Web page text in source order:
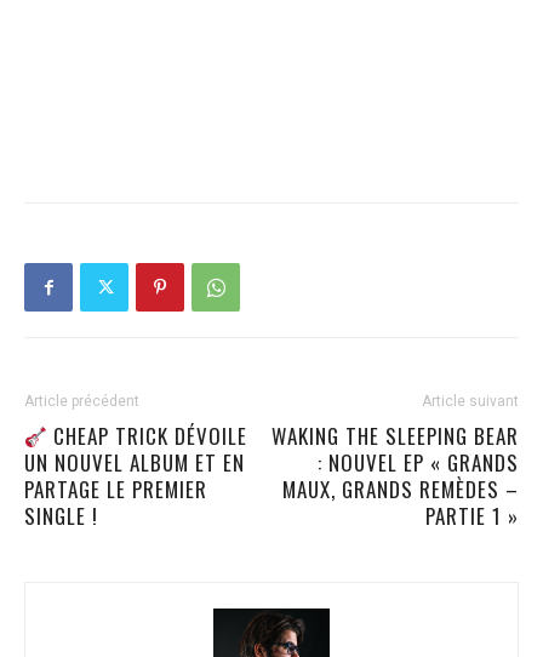
Article précédent
CHEAP TRICK DÉVOILE
UN NOUVEL ALBUM ET EN
PARTAGE LE PREMIER
SINGLE !
Article suivant
WAKING THE SLEEPING BEAR
: NOUVEL EP « GRANDS
MAUX, GRANDS REMÈDES –
PARTIE 1 »